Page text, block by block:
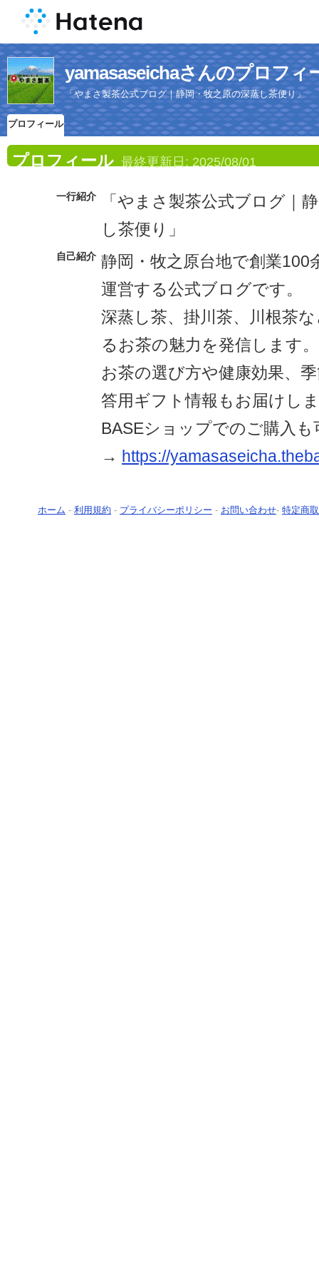
yamasaseichaさんのプロフィ
「やまさ製茶公式ブログ｜静岡・牧之原の深蒸し茶便り」
プロフィール
プロフィール 最終更新日: 2025/08/01
一行紹介
「やまさ製茶公式ブログ｜
し茶便り」
自己紹介 静岡・牧之原台地で創業100
運営する公式ブログです。
深蒸し茶、掛川茶、川根茶
るお茶の魅力を発信します。
お茶の選び方や健康効果、
答用ギフト情報もお届けし
BASEショップでのご購入も
→ https://
ホーム - 利用規約 - プライバシーポリシー - お問い合わせ- 特定商